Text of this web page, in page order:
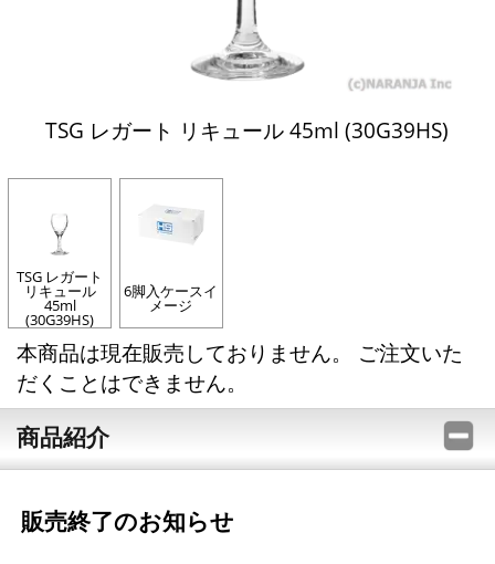
TSG レガート リキュール 45ml (30G39HS)
TSG レガート
リキュール
45ml
(30G39HS)
6脚入ケースイ
メージ
本商品は現在販売しておりません。 ご注文いた
だくことはできません。
商品紹介
販売終了のお知らせ